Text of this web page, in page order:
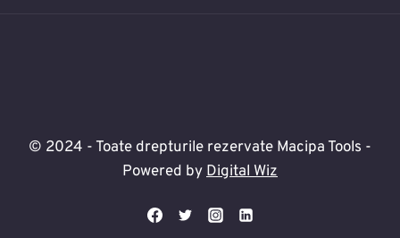
© 2024 - Toate drepturile rezervate Macipa Tools -
Powered byDigital Wiz